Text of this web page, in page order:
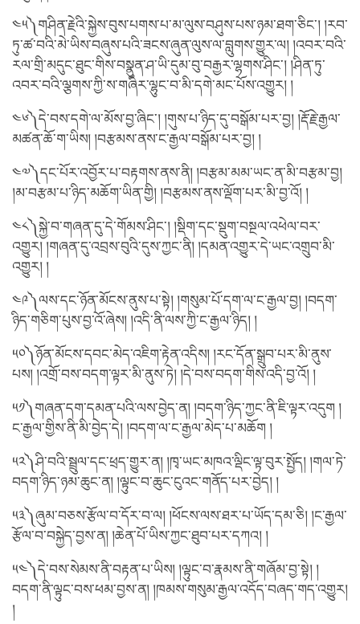
༤༥༽གཤིན་རྗེའི་སྐྱེས་བུས་པགས་པ་མ་ལུས་བཤུས་པས་ཉམ་ཐག་ཅིང་། །རབ་
ཏུ་ཚ་བའི་མེ་ཡིས་བཞུས་པའི་ཟངས་ཞུན་ལུས་ལ་བླུགས་གྱུར་ལ། །འབར་བའི་
རལ་གྲི་མདུང་ཐུང་གིས་བསྣུན་ཤ་ཡི་དུམ་བུ་བརྒྱར་ལྷགས་ཤིང་། །ཤིན་ཏུ་
འབར་བའི་ལྕགས་ཀྱི་ས་གཞིར་ལྷུང་བ་མི་དགེ་མང་པོས་འགྱུར། །
༤༦༽དེ་བས་དགེ་ལ་མོས་བྱ་ཞིང་། །གུས་པ་ཉིད་དུ་བསྒོམ་པར་བྱ། །རྡོ་རྗེ་རྒྱལ་
མཚན་ཆོ་ག་ཡིས། །བརྩམས་ནས་ང་རྒྱལ་བསྒོམ་པར་བྱ། །
༤༧༽དང་པོར་འབྱོར་པ་བརྟགས་ནས་ནི། །བརྩམ་མམ་ཡང་ན་མི་བརྩམ་བྱ།
།མ་བརྩམ་པ་ཉིད་མཆོག་ཡིན་གྱི། །བརྩམས་ནས་ལྡོག་པར་མི་བྱ་འོ། །
༤༨༽སྐྱེ་བ་གཞན་དུ་དེ་གོམས་ཤིང་། །སྡིག་དང་སྡུག་བསྔལ་འཕེལ་བར་
འགྱུར། །གཞན་དུ་འབྲས་བུའི་དུས་ཀྱང་ནི། །དམན་འགྱུར་དེ་ཡང་འགྲུབ་མི་
འགྱུར། །
༤༩༽ལས་དང་ཉོན་མོངས་ནུས་པ་སྟེ། །གསུམ་པོ་དག་ལ་ང་རྒྱལ་བྱ། །བདག་
ཉིད་གཅིག་པུས་བྱ་འོ་ཞེས། །འདི་ནི་ལས་ཀྱི་ང་རྒྱལ་ཉིད། །
༥༠༽ཉོན་མོངས་དབང་མེད་འཇིག་རྟེན་འདིས། །རང་དོན་སྒྲུབ་པར་མི་ནུས་
པས། །འགྲོ་བས་བདག་ལྟར་མི་ནུས་ཏེ། །དེ་བས་བདག་གིས་འདི་བྱ་འོ། །
༥༡༽གཞན་དག་དམན་པའི་ལས་བྱེད་ན། །བདག་ཉིད་ཀྱང་ནི་ཇི་ལྟར་འདུག །
ང་རྒྱལ་གྱིས་ནི་མི་བྱེད་དེ། །བདག་ལ་ང་རྒྱལ་མེད་པ་མཆོག །
༥༢༽ཤི་བའི་སྦྲུལ་དང་ཕྲད་གྱུར་ན། །ཁྭ་ཡང་མཁའ་ལྡིང་ལྟ་བུར་སྤྱོད། །གལ་ཏེ་
བདག་ཉིད་ཉམ་ཆུང་ན། །ལྟུང་བ་ཆུང་ངུའང་གནོད་པར་བྱེད། །
༥༣༽ཞུམ་བཅས་རྩོལ་བ་དོར་བ་ལ། །ཕོངས་ལས་ཐར་པ་ཡོད་དམ་ཅི། །ང་རྒྱལ་
རྩོལ་བ་བསྐྱེད་བྱས་ན། །ཆེན་པོ་ཡིས་ཀྱང་ཐུབ་པར་དཀའ། །
༥༤༽དེ་བས་སེམས་ནི་བརྟན་པ་ཡིས། །ལྟུང་བ་རྣམས་ནི་གཞོམ་བྱ་སྟེ། །
བདག་ནི་ལྟུང་བས་ཕམ་བྱས་ན། །ཁམས་གསུམ་རྒྱལ་འདོད་བཞད་གད་འགྱུར།
།